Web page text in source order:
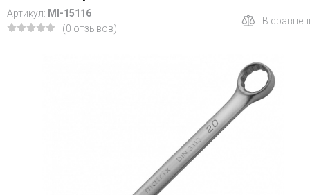
Артикул: MI-15116
(0 отзывов)
В